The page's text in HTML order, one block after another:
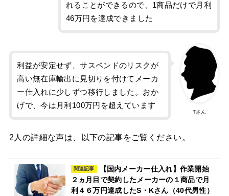
れることができるので、1商品だけで月利
46万円を達成できました
Tさん
利益が安定せず、サスペンドのリスクが
高い無在庫輸出に見切りを付けてメーカ
ー仕入れに少しずつ移行しました。おか
げで、今は月利100万円を超えています
2人の詳細な声は、以下の記事をご覧ください。
関連記事
【国内メーカー仕入れ】作業開始
２ヵ月目で契約したメーカーの１商品で月
利４６万円達成したS・Kさん（40代男性）